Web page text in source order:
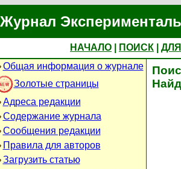
Журнал
НАЧАЛО ПОИСК
Общая информация о журнале
Золотые страницы
Адреса редакции
Содержание журнала
Сообщения редакции
Правила для авторов
Загрузить статью